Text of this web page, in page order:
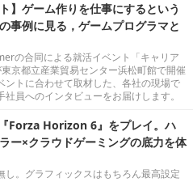
】ゲーム作りを仕事にするという
事例に見る，ゲームプログラマと
の合同による就活イベント「キャリア
京都立産業貿易センター浜松町館で開催
ントに合わせて取材した、各社の現場で
員へのインタビューをお届けします。
Forza Horizon 6』をプレイ。ハ
ー×クラウドゲーミングの底力を体
し。グラフィックスはもちろん最高設定